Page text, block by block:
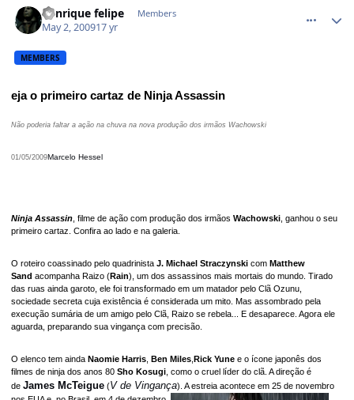
henrique felipe Members
May 2, 200917 yr
MEMBERS
eja o primeiro cartaz de Ninja Assassin
Não poderia faltar a ação na chuva na nova produção dos irmãos Wachowski
01/05/2009Marcelo Hessel
Ninja Assassin , filme de ação com produção dos irmãos Wachowski , ganhou o seu
primeiro cartaz. Confira ao lado e na galeria.
O roteiro coassinado pelo quadrinista J. Michael Straczynski com Matthew
Sand acompanha Raizo (Rain), um dos assassinos mais mortais do mundo. Tirado
das ruas ainda garoto, ele foi transformado em um matador pelo Clã Ozunu,
sociedade secreta cuja existência é considerada um mito. Mas assombrado pela
execução sumária de um amigo pelo Clã, Raizo se rebela... E desaparece. Agora ele
aguarda, preparando sua vingança com precisão.
O elenco tem ainda Naomie Harris Ben Miles Rick Yune e o ícone japonês dos
filmes de ninja dos anos 80 Sho Kosugi , como o cruel líder do clã. A direção é
de James McTeigue (V de Vingança). A estreia acontece em 25 de novembro